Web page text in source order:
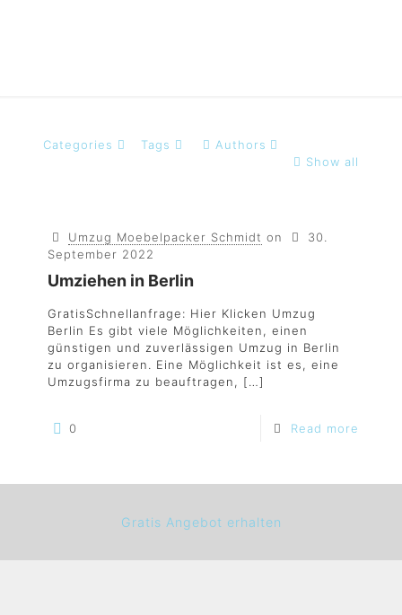
Categories Tags
Authors
Show all
Umzug Moebelpacker Schmidt on
30.
September 2022
Umziehen in Berlin
GratisSchnellanfrage: Hier Klicken Umzug
Berlin Es gibt viele Möglichkeiten, einen
günstigen und zuverlässigen Umzug in Berlin
zu organisieren. Eine Möglichkeit ist es, eine
Umzugsfirma zu beauftragen, […]
0 Read more
Gratis Angebot erhalten